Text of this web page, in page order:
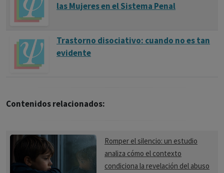
las Mujeres en el Sistema Penal
Trastorno disociativo: cuando no es tan
evidente
Contenidos relacionados:
Romper el silencio: un estudio
analiza cómo el contexto
condiciona la revelación del abuso